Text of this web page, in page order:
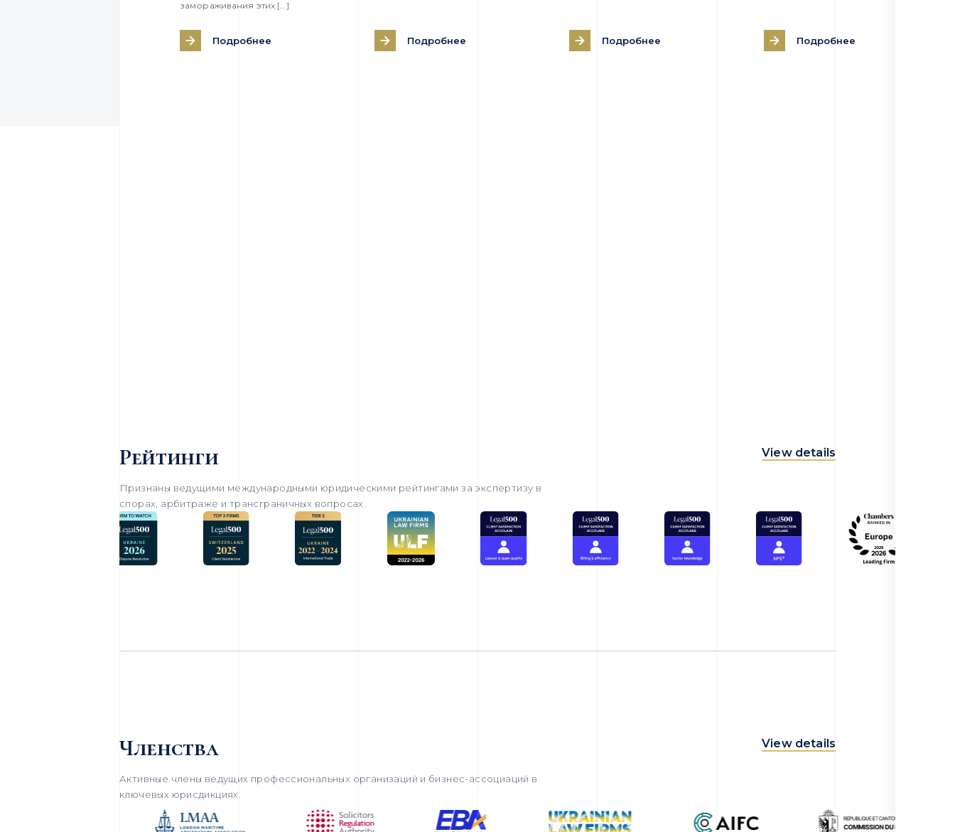
замораживания этих […]
Подробнее Подробнее Подробнее Подробнее
Рейтинги
Признаны ведущими международными юридическими рейтингами за экспертизу в
спорах, арбитраже и трансграничных вопросах.
View details
Членства
Активные члены ведущих профессиональных организаций и бизнес-ассоциаций в
ключевых юрисдикциях.
View details